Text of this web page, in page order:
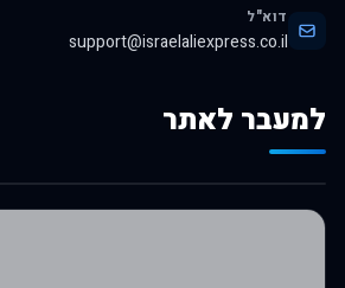
דוא"ל
support@israelaliexpress.co.il
למעבר לאתר
לרכישה באלי אקספרס